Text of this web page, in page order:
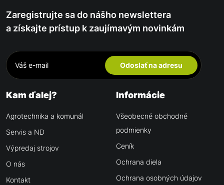
Zaregistrujte sa do nášho newslettera
a získajte prístup k zaujímavým novinkám
Odoslať na adresu
Kam ďalej?
Agrotechnika a komunál
Servis a ND
Výpredaj strojov
O nás
Kontakt
Informácie
Všeobecné obchodné
podmienky
Ceník
Ochrana diela
Ochrana osobných údajov